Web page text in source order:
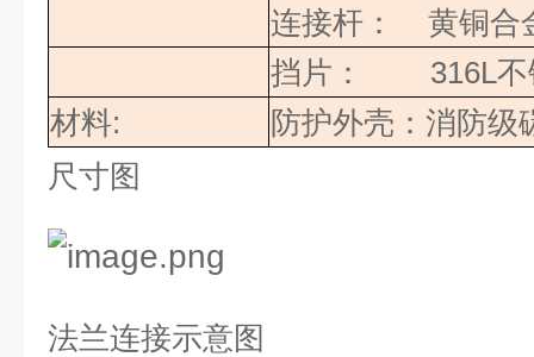
连接杆：
黄铜合
挡片：
316L
材料:
防护外壳：消防级
尺寸图
法兰连接示意图